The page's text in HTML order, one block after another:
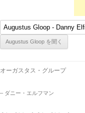
オーガスタス・グループ
– ダニー・エルフマン